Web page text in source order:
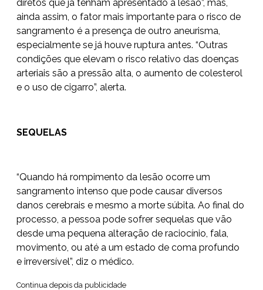
diretos que já tenham apresentado a lesão”, mas,
ainda assim, o fator mais importante para o risco de
sangramento é a presença de outro aneurisma,
especialmente se já houve ruptura antes. “Outras
condições que elevam o risco relativo das doenças
arteriais são a pressão alta, o aumento de colesterol
e o uso de cigarro”, alerta.
SEQUELAS
“Quando há rompimento da lesão ocorre um
sangramento intenso que pode causar diversos
danos cerebrais e mesmo a morte súbita. Ao final do
processo, a pessoa pode sofrer sequelas que vão
desde uma pequena alteração de raciocínio, fala,
movimento, ou até a um estado de coma profundo
e irreversível”, diz o médico.
Continua depois da publicidade